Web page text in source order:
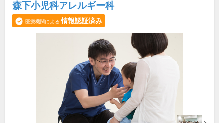
森下小児科アレルギー科
医療機関による 情報認証済み